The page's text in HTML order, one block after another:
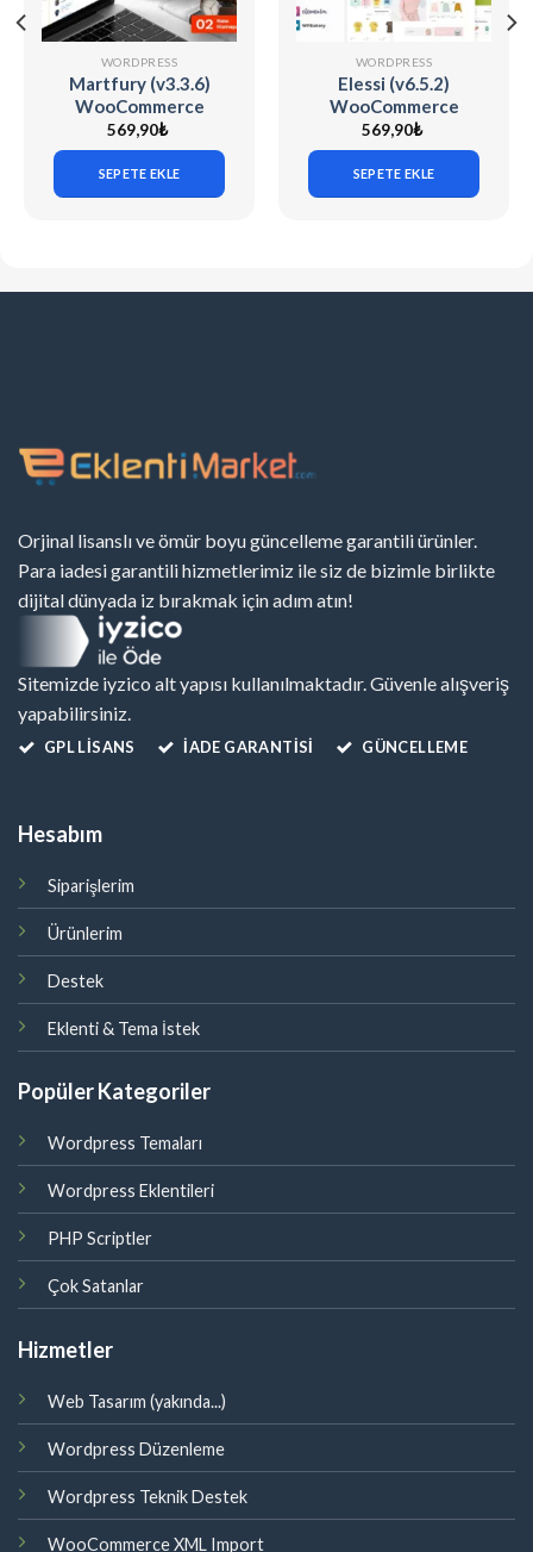
WORDPRESS
Martfury (v3.3.6)
WooCommerce
Marketplace
WordPress Theme
569,90₺
SEPETE EKLE
WORDPRESS
Elessi (v6.5.2)
WooCommerce
AJAX WP Theme
569,90₺
SEPETE EKLE
Orjinal lisanslı ve ömür boyu güncelleme garantili ürünler.
Para iadesi garantili hizmetlerimiz ile siz de bizimle birlikte
dijital dünyada iz bırakmak için adım atın!
Sitemizde iyzico alt yapısı kullanılmaktadır. Güvenle alışveriş
yapabilirsiniz.
GPL LISANS İADE GARANTİSİ GÜNCELLEME
Hesabım
Siparişlerim
Ürünlerim
Destek
Eklenti & Tema İstek
Popüler Kategoriler
Wordpress Temaları
Wordpress Eklentileri
PHP Scriptler
Çok Satanlar
Hizmetler
Web Tasarım (yakında...)
Wordpress Düzenleme
Wordpress Teknik Destek
WooCommerce XML Import